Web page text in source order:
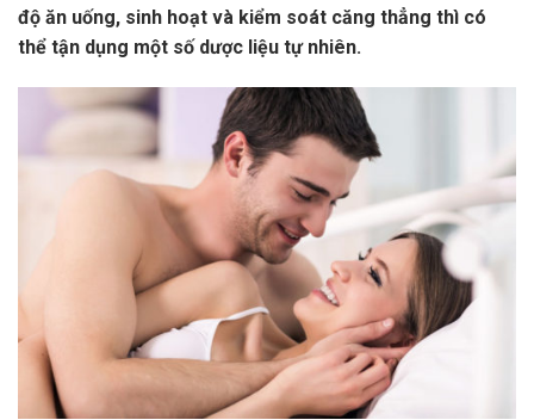
độ ăn uống, sinh hoạt và kiểm soát căng thẳng thì có
thể tận dụng một số dược liệu tự nhiên.